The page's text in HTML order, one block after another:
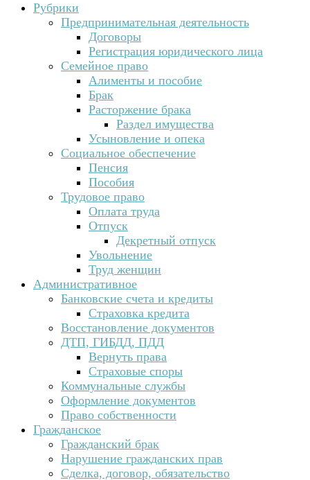
Рубрики
Предпринимательная деятельность
Договоры
Регистрация юридического лица
Семейное право
Алименты и пособие
Брак
Расторжение брака
Раздел имущества
Усыновление и опека
Социальное обеспечение
Пенсия
Пособия
Трудовое право
Оплата труда
Отпуск
Декретный отпуск
Увольнение
Труд женщин
Административное
Банковские счета и кредиты
Страховка кредита
Восстановление документов
ДТП, ГИБДД, ПДД
Вернуть права
Страховые споры
Коммунальные службы
Оформление документов
Право собственности
Гражданское
Гражданский брак
Нарушение гражданских прав
Сделка, договор, обязательство